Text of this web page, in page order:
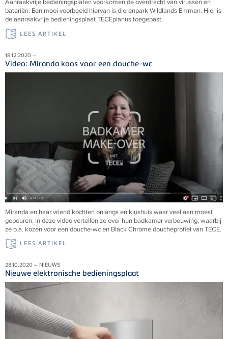
bateriën. Een mooi voorbeeld hiervan is dierenpark Wildlands Emmen. Hier is
de aanraakvrije bedieningsplaatTECEplanus toegepast.
LEES ARTIKEL
18.12.2020 –
Video: Miranda koos voor een douche-wc
Miranda en haar vriend kochten onlangs en klushuis waar veel aan moest
gebeuren. In deze video vertellen ze over hun badkamer verbouwing, waarbij
ze o.a. kozen voor een douche-wc en Black Chrome doucheprofiel van TECE.
LEES ARTIKEL
28.10.2020 – NIEUWS
Nieuwe elektronische bedieningsplaat